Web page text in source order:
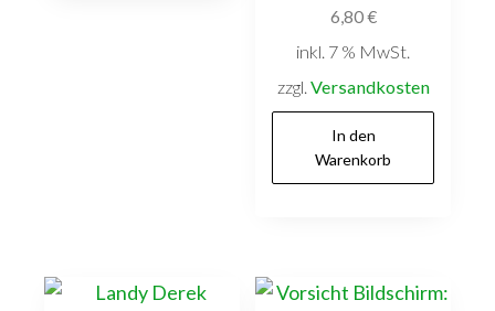
6,80€
inkl. 7 % MwSt.
zzgl. Versandkosten
In den
Warenkorb